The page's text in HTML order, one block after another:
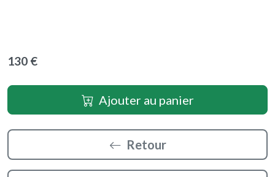
130 €
Ajouter au panier
Retour